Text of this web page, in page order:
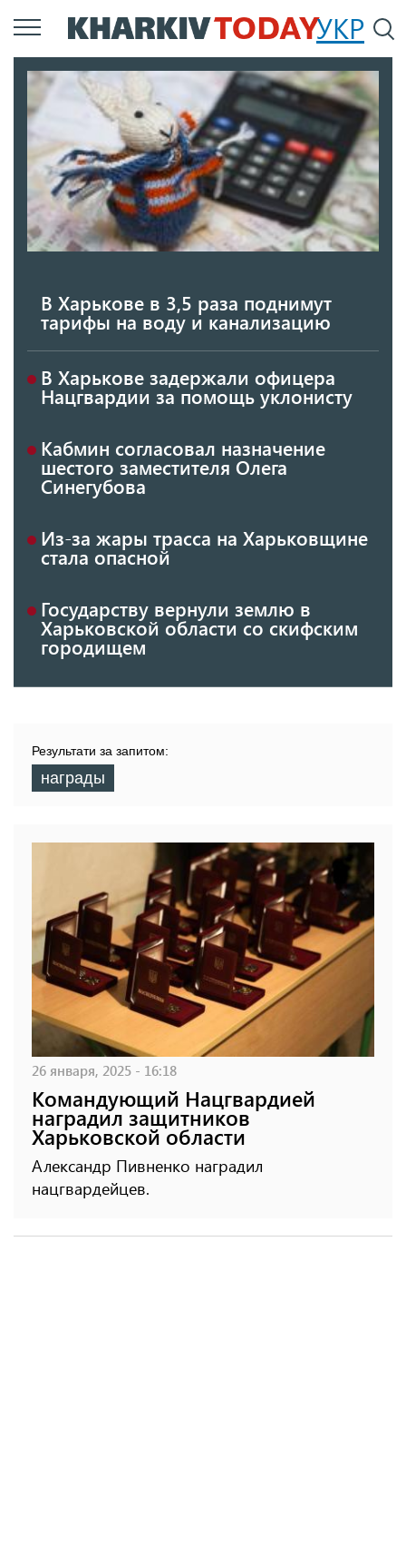
Перейти
к
содержанию
УКР
В Харькове в 3,5 раза поднимут
тарифы на воду и канализацию
В Харькове задержали офицера
Нацгвардии за помощь уклонисту
Кабмин согласовал назначение
шестого заместителя Олега
Синегубова
Из-за жары трасса на Харьковщине
стала опасной
Государству вернули землю в
Харьковской области со скифским
городищем
Результати за запитом:
награды
26 января, 2025 - 16:18
Командующий Нацгвардией
наградил защитников
Харьковской области
Александр Пивненко наградил
нацгвардейцев.